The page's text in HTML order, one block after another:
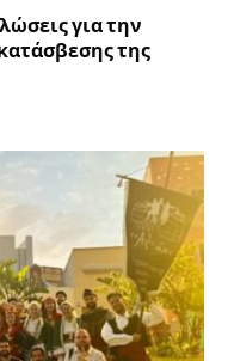
για την
της